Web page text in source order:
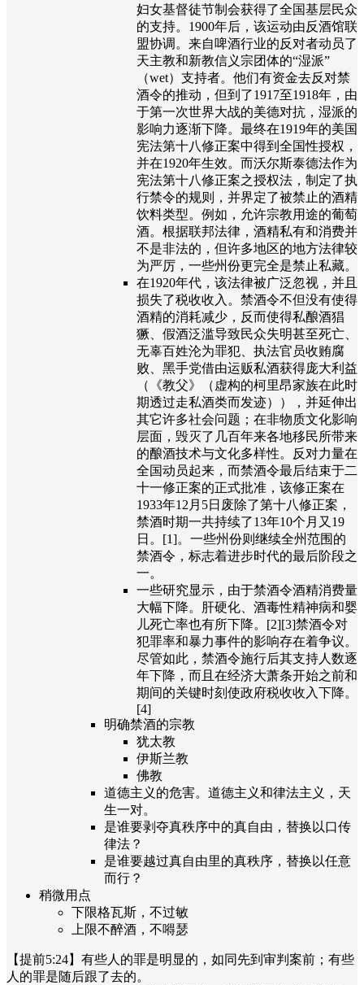
妇女基督徒节制会获得了全国基层民众
的支持。1900年后，该运动由反酒馆联
盟协调。来自啤酒行业的反对者动员了
天主教和新教信义宗团体的“湿派”
（wet）支持者。他们有资金去反对禁
酒令的推动，但到了1917至1918年，由
于第一次世界大战的美德对抗，湿派的
影响力逐渐下降。最终在1919年的美国
宪法第十八修正案中得到全国性授权，
并在1920年生效。而沃尔斯泰德法作为
宪法第十八修正案之授权法，制定了执
行禁令的规则，并界定了被禁止的酒精
饮料类型。例如，允许宗教用途的葡萄
酒。根据联邦法律，酒精私有和消费并
不是非法的，但许多地区的地方法律较
为严厉，一些州份更完全是禁止私藏。
在1920年代，该法律被广泛忽视，并且
损失了税收收入。禁酒令不但没有使得
酒精的消耗减少，反而使得私酿酒猖
獗、假酒泛滥导致民众失明甚至死亡、
无辜百姓沦为罪犯、执法官员收贿腐
败、黑手党借由运贩私酒获得庞大利益
（《教父》（虚构的柯里昂家族在此时
期透过走私酒类而发迹）），并延伸出
其它许多社会问题；在非物质文化影响
层面，毁灭了几百年来各地移民所带来
的酿酒技术与文化多样性。反对力量在
全国动员起来，而禁酒令最后结束于二
十一修正案的正式批准，该修正案在
1933年12月5日废除了第十八修正案，
禁酒时期一共持续了13年10个月又19
日。[1]。一些州份则继续全州范围的
禁酒令，标志着进步时代的最后阶段之
一。
一些研究显示，由于禁酒令酒精消费量
大幅下降。肝硬化、酒毒性精神病和婴
儿死亡率也有所下降。[2][3]禁酒令对
犯罪率和暴力事件的影响存在着争议。
尽管如此，禁酒令施行后其支持人数逐
年下降，而且在经济大萧条开始之前和
期间的关键时刻使政府税收收入下降。
[4]
明确禁酒的宗教
犹太教
伊斯兰教
佛教
道德主义的危害。道德主义和律法主义，天
生一对。
是谁要剥夺真秩序中的真自由，替换以口传
律法？
是谁要越过真自由里的真秩序，替换以任意
而行？
稍微用点
下限格瓦斯，不过敏
上限不醉酒，不嘚瑟
【提前5:24】有些人的罪是明显的，如同先到审判案前；有些
人的罪是随后跟了去的。